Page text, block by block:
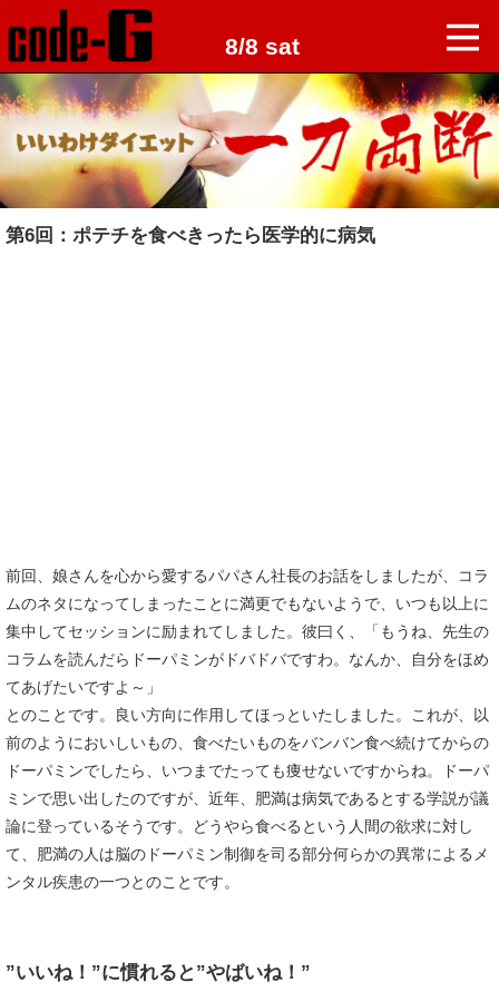
8/8 sat
第6回：ポテチを食べきったら医学的に病気
前回、娘さんを心から愛するパパさん社長のお話をしましたが、コラ
ムのネタになってしまったことに満更でもないようで、いつも以上に
集中してセッションに励まれてしました。彼曰く、「もうね、先生の
コラムを読んだらドーパミンがドバドバですわ。なんか、自分をほめ
てあげたいですよ～」
とのことです。良い方向に作用してほっといたしました。これが、以
前のようにおいしいもの、食べたいものをバンバン食べ続けてからの
ドーパミンでしたら、いつまでたっても痩せないですからね。ドーパ
ミンで思い出したのですが、近年、肥満は病気であるとする学説が議
論に登っているそうです。どうやら食べるという人間の欲求に対し
て、肥満の人は脳のドーパミン制御を司る部分何らかの異常によるメ
ンタル疾患の一つとのことです。
”いいね！”に慣れると”やばいね！”